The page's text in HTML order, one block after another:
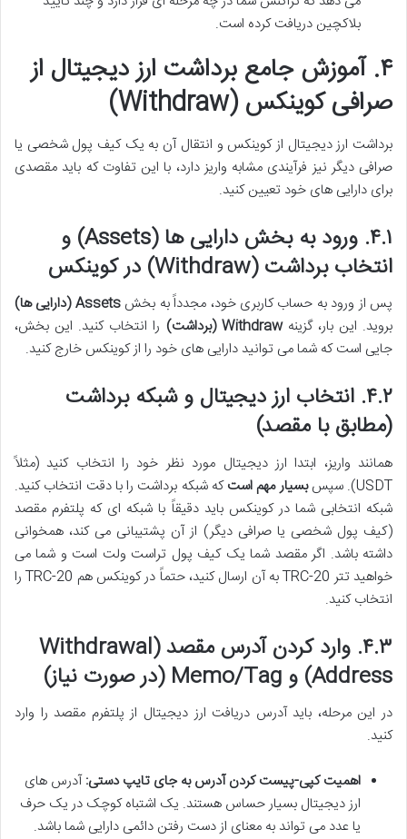
بلاکچین دریافت کرده است.
۴. آموزش جامع برداشت ارز دیجیتال از
صرافی کوینکس (Withdraw)
برداشت ارز دیجیتال از کوینکس و انتقال آن به یک کیف پول شخصی یا
صرافی دیگر نیز فرآیندی مشابه واریز دارد، با این تفاوت که باید مقصدی
برای دارایی های خود تعیین کنید.
۴.۱. ورود به بخش دارایی ها (Assets) و
انتخاب برداشت (Withdraw) در کوینکس
پس از ورود به حساب کاربری خود، مجدداً به بخشAssets (دارایی ها)
بروید. این بار، گزینهWithdraw (برداشت)
را انتخاب کنید. این بخش،
جایی است که شما می توانید دارایی های خود را از کوینکس خارج کنید.
۴.۲. انتخاب ارز دیجیتال و شبکه برداشت
(مطابق با مقصد)
همانند واریز، ابتدا ارز دیجیتال مورد نظر خود را انتخاب کنید (مثلاً
USDT). سپس
بسیار مهم استکه شبکه برداشت را با دقت انتخاب کنید.
شبکه انتخابی شما در کوینکس باید دقیقاً با شبکه ای که پلتفرم مقصد
(کیف پول شخصی یا صرافی دیگر) از آن پشتیبانی می کند، همخوانی
داشته باشد. اگر مقصد شما یک کیف پول تراست ولت است و شما می
خواهید تتر TRC-20 به آن ارسال کنید، حتماً در کوینکس هم TRC-20 را
انتخاب کنید.
۴.۳. وارد کردن آدرس مقصد (Withdrawal
Address) و Memo/Tag (در صورت نیاز)
در این مرحله، باید آدرس دریافت ارز دیجیتال از پلتفرم مقصد را وارد
کنید.
اهمیتکپی-پیستکردن آدرس به جای تایپ دستی:آدرس های
ارز دیجیتال بسیار حساس هستند. یک اشتباه کوچک در یک حرف
یا عدد می تواند به معنای از دست رفتن دائمی دارایی شما باشد.